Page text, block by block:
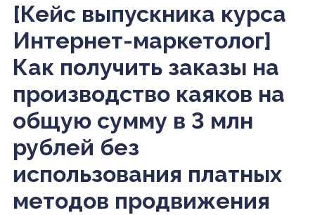
[Кейс выпускника курса
Интернет-маркетолог]
Как получить заказы на
производство каяков на
общую сумму в 3 млн
рублей без
использования платных
методов продвижения